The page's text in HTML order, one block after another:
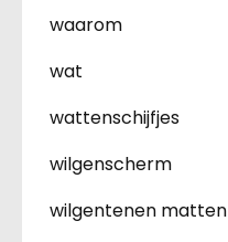
waarom
wat
wattenschijfjes
wilgenscherm
wilgentenen matten